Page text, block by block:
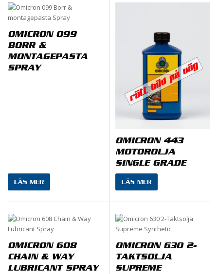
OMICRON 099
BORR &
MONTAGEPASTA
SPRAY
LÄS MER
OMICRON 443
MOTOROLJA
SINGLE GRADE
LÄS MER
OMICRON 608
CHAIN & WAY
LUBRICANT SPRAY
OMICRON 630 2-
TAKTSOLJA
SUPREME